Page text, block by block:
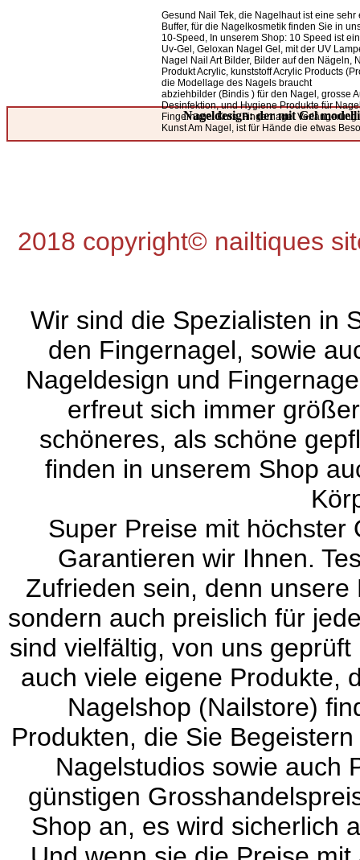
Gesund Nail Tek, die Nagelhaut ist eine
Buffer, für die Nagelkosmetik finden Sie in
10-Speed, In unserem Shop: 10 Speed ist
Uv-Gel, Geloxan Nagel Gel, mit der UV
Nagel Nail Art Bilder, Bilder auf den Nägeln,
Produkt Acrylic, kunststoff Acrylic Products
die Modellage des Nagels braucht
abziehbilder (Bindis ) für den Nagel, grosse
Desinfektion, und Hygiene Produkte für
Fingernagel Kurs, Fingernagel
Kunst Am Nagel, ist für Hände die etwas
Nageldesign: der mit Gel
2018 copyright© nailtiques
Wir sind die Spezialisten in
den Fingernagel, sowie
Nageldesign und
erfreut sich immer
schöneres, als schöne
finden in unserem Shop
Super Preise mit höchster
Garantieren wir Ihnen.
Zufrieden sein, denn
sondern auch preislich für
sind vielfältig, von uns
auch viele eigene Produkte,
Nagelshop (Nailstore)
Produkten, die Sie
Nagelstudios sowie auch
günstigen
Shop an, es wird sicherlich